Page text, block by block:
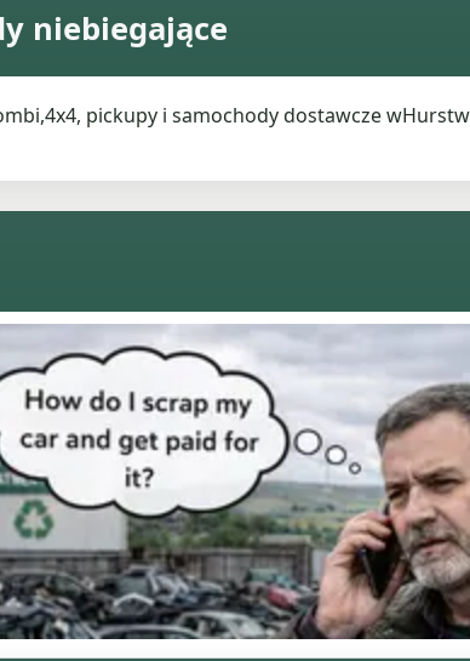
niebiegające
pickupy i samochody dostawcze